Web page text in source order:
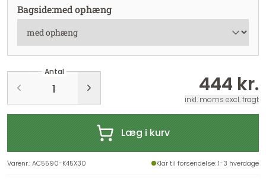
Bagside:med ophæng
Antal
444 kr.
inkl. moms excl. fragt
Læg i kurv
Varenr.:AC5590-K45X30 Klar til forsendelse: 1-3 hverdage